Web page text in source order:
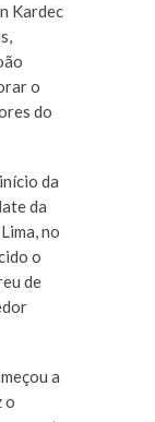
Kardec
o
do
da
da
no
o
de
a
o